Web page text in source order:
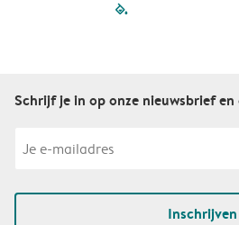
filled-
Schrijf je in op onze nieuwsbrief
Inschrijven